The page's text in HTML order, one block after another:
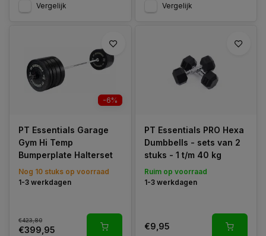
Vergelijk Vergelijk
-6%
PT Essentials Garage
Gym Hi Temp
Bumperplate Halterset
Nog 10 stuks op voorraad
1-3 werkdagen
€423,80
€399,95
PT Essentials PRO Hexa
Dumbbells - sets van 2
stuks - 1 t/m 40 kg
Ruim op voorraad
1-3 werkdagen
€9,95